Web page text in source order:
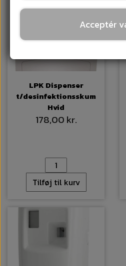
LPK Dispenser
t/desinfektionsskum
Hvid
178,00 kr.
Tilføj til kurv
Acceptér